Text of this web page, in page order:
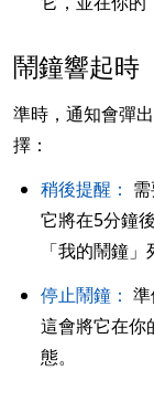
鬧鐘響起時
準時，通知會彈
擇：
稍後提醒：
它將在5分鐘
「我的鬧鐘」
停止鬧鐘：
這會將它在你
態。